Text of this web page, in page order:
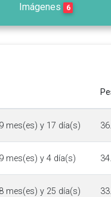
Imágenes 6
mes(es) y 17 día(s)
mes(es) y 4 día(s)
mes(es) y 25 día(s)